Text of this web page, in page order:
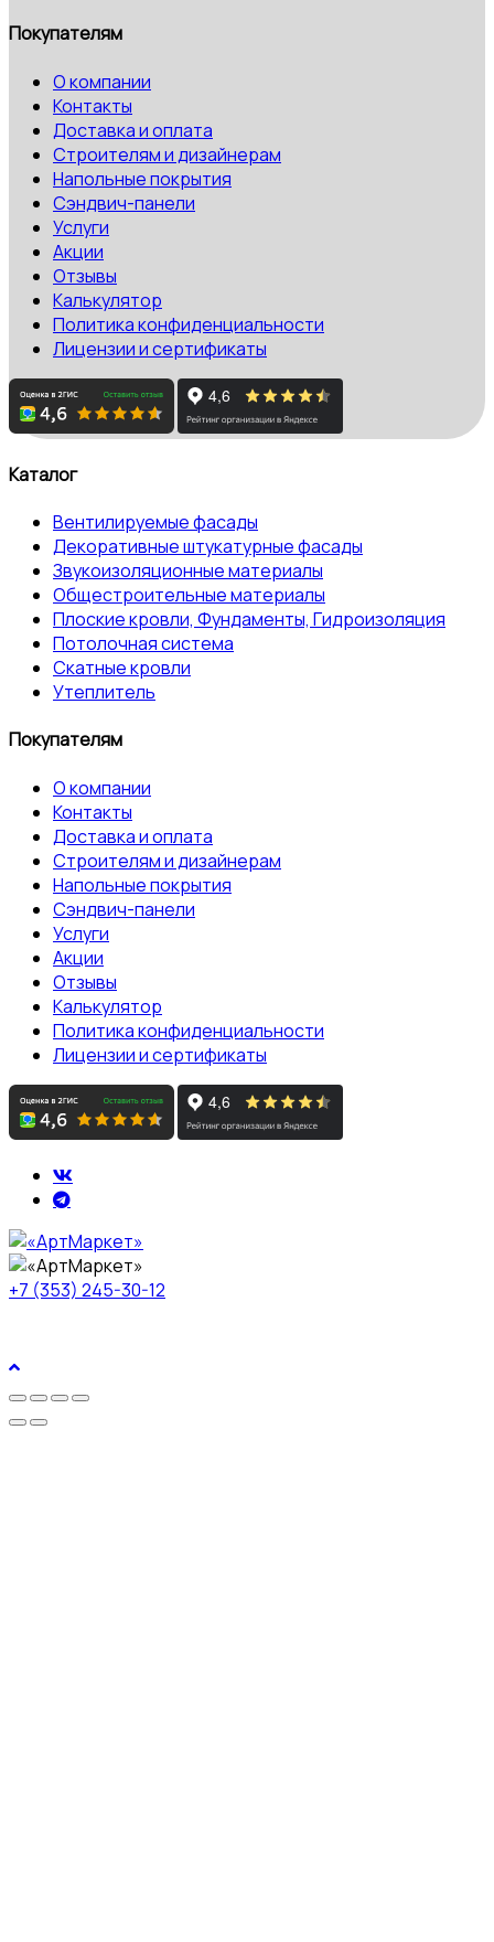
Покупателям
О компании
Контакты
Доставка и оплата
Строителям и дизайнерам
Напольные покрытия
Сэндвич-панели
Услуги
Акции
Отзывы
Калькулятор
Политика конфиденциальности
Лицензии и сертификаты
Каталог
Вентилируемые фасады
Декоративные штукатурные фасады
Звукоизоляционные материалы
Общестроительные материалы
Плоские кровли, Фундаменты, Гидроизоляция
Потолочная система
Скатные кровли
Утеплитель
Покупателям
О компании
Контакты
Доставка и оплата
Строителям и дизайнерам
Напольные покрытия
Сэндвич-панели
Услуги
Акции
Отзывы
Калькулятор
Политика конфиденциальности
Лицензии и сертификаты
+7 (353) 245-30-12